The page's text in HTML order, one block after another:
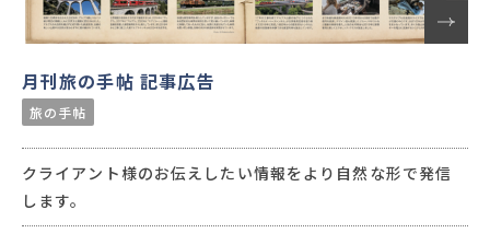
月刊旅の手帖 記事広告
旅の手帖
クライアント様のお伝えしたい情報をより自然な形で発信
します。